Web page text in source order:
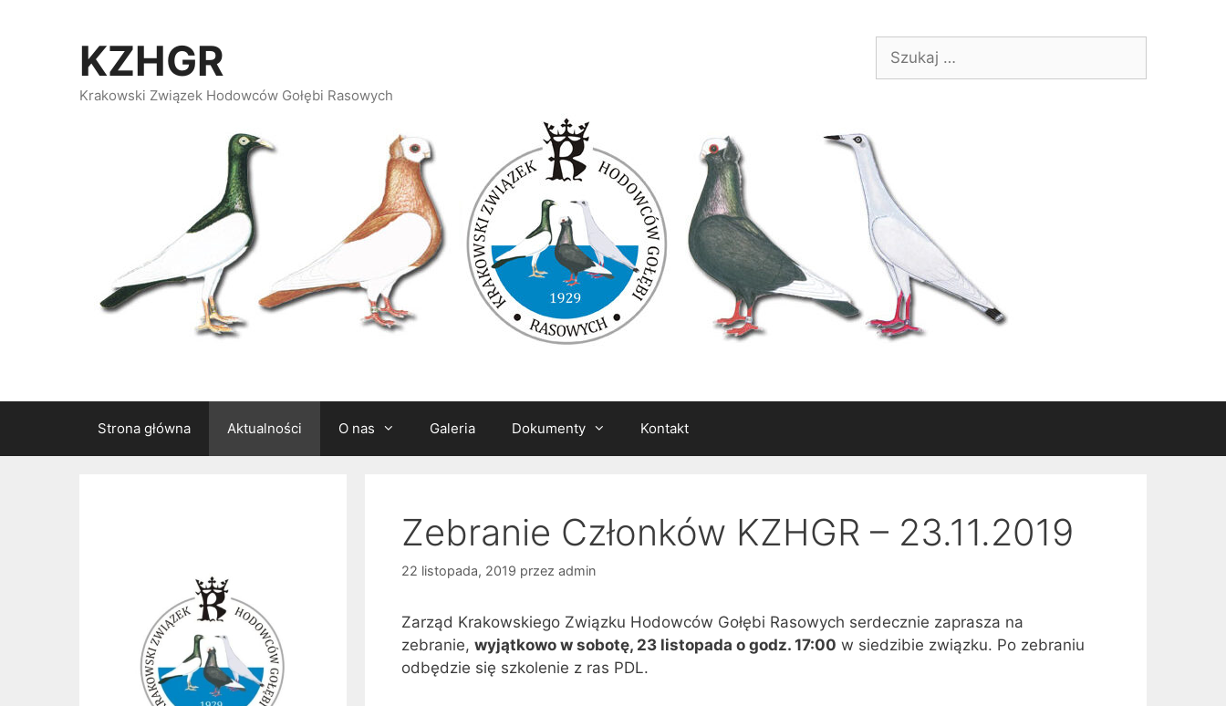
Szukaj:
KZHGR
Krakowski Związek Hodowców Gołębi Rasowych
Strona główna Aktualności O nas Galeria Dokumenty Kontakt
Zebranie Członków KZHGR – 23.11.2019
22 listopada, 2019 przez admin
Zarząd Krakowskiego Związku Hodowców Gołębi Rasowych serdecznie zaprasza na
zebranie, wyjątkowo w sobotę, 23 listopada o godz. 17:00 w siedzibie związku. Po zebraniu
odbędzie się szkolenie z ras PDL.